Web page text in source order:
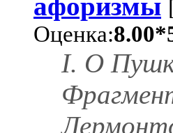
афоризмы
Оценка:
I. О